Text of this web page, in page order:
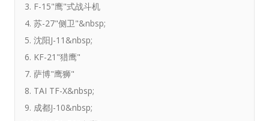
3. F-15"鹰"式战斗机
4. 苏-27"侧卫"&nbsp;
5. 沈阳J-11&nbsp;
6. KF-21"猎鹰"
7. 萨博"鹰狮"
8. TAI TF-X&nbsp;
9. 成都J-10&nbsp;